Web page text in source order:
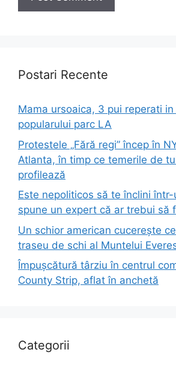
Postari Recente
Mama ursoaica, 3 pui reperati
popularului parc LA
Protestele „Fără regi” încep în
Atlanta, în timp ce temerile de
profilează
Este nepoliticos să te înclini într-
spune un expert că ar trebui să
Un schior american cucerește
traseu de schi al Muntelui
Împușcătură târziu în centrul
County Strip, aflat în anchetă
Categorii